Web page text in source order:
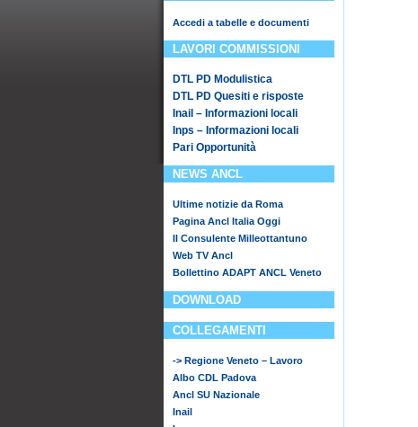
Accedi a tabelle e documenti
LAVORI COMMISSIONI
DTL PD Modulistica
DTL PD Quesiti e risposte
Inail – Informazioni locali
Inps – Informazioni locali
Pari Opportunità
NEWS ANCL
Ultime notizie da Roma
Pagina Ancl Italia Oggi
Il Consulente Milleottantuno
Web TV Ancl
Bollettino ADAPT ANCL Veneto
DOWNLOAD
COLLEGAMENTI
-> Regione Veneto – Lavoro
Albo CDL Padova
Ancl SU Nazionale
Inail